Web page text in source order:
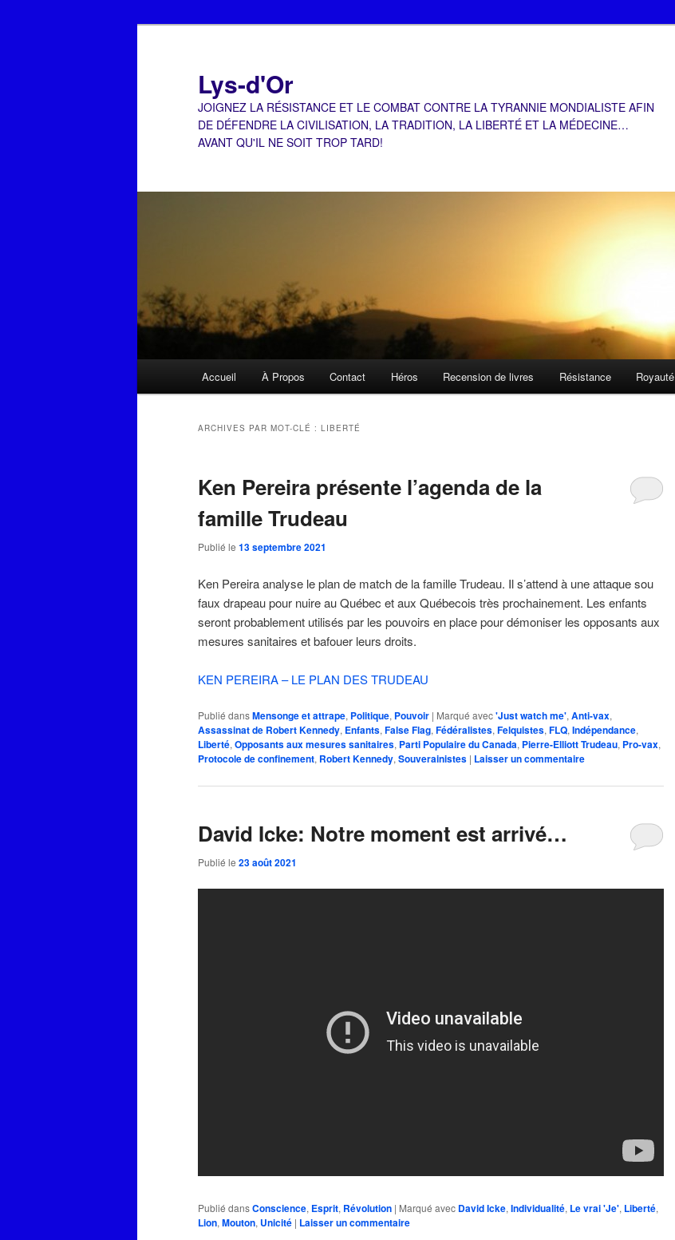
Lys-d'Or
JOIGNEZ LA RÉSISTANCE ET LE COMBAT CONTRE LA TYRANNIE MONDIALISTE AFIN
DE DÉFENDRE LA CIVILISATION, LA TRADITION, LA LIBERTÉ ET LA MÉDECINE…
AVANT QU'IL NE SOIT TROP TARD!
Accueil À Propos Contact Héros Recension de livres Résistance Royauté
ARCHIVES PAR MOT-CLÉ : LIBERTÉ
Ken Pereira présente l’agenda de la
famille Trudeau
Publié le 13 septembre 2021
Ken Pereira analyse le plan de match de la famille Trudeau. Il s’attend à une attaque sou
faux drapeau pour nuire au Québec et aux Québecois très prochainement. Les enfants
seront probablement utilisés par les pouvoirs en place pour démoniser les opposants aux
mesures sanitaires et bafouer leurs droits.
KEN PEREIRA – LE PLAN DES TRUDEAU
Publié dansMensonge et attrape, Politique, Pouvoir | Marqué avec'Just watch me', Anti-vax,
Assassinat de Robert Kennedy, Enfants, False Flag, Fédéralistes, Felquistes, FLQ, Indépendance,
Liberté, Opposants aux mesures sanitaires, Parti Populaire du Canada, Pierre-Elliott Trudeau, Pro-vax,
Protocole de confinement, Robert Kennedy, Souverainistes | Laisser un commentaire
David Icke: Notre moment est arrivé…
Publié le 23 août 2021
Publié dansConscience, Esprit, Révolution | Marqué avec David Icke, Individualité, Le vrai 'Je', Liberté,
Lion, Mouton, Unicité | Laisser un commentaire